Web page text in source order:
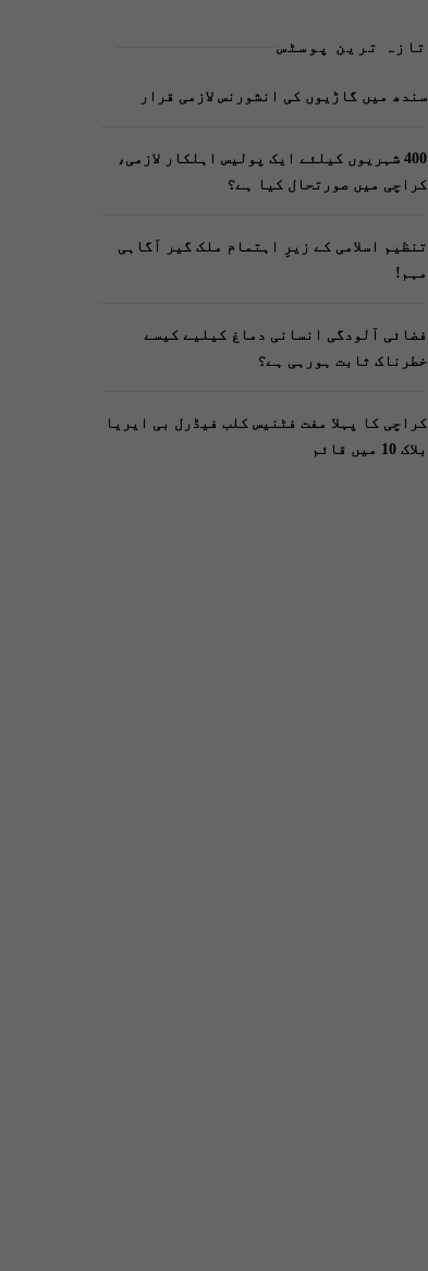
تازہ ترین پوسٹس
سندھ میں گاڑیوں کی انشورنس لازمی قرار
400 شہریوں کیلئے ایک پولیس اہلکار لازمی،
کراچی میں صورتحال کیا ہے؟
تنظیم اسلامی کے زیرِ اہتمام ملک گیر آگاہی
مہم!
فضائی آلودگی انسانی دماغ کیلیے کیسے
خطرناک ثابت ہورہی ہے؟
کراچی کا پہلا مفت فٹنیس کلب فیڈرل بی ایریا
بلاک 10 میں قائم